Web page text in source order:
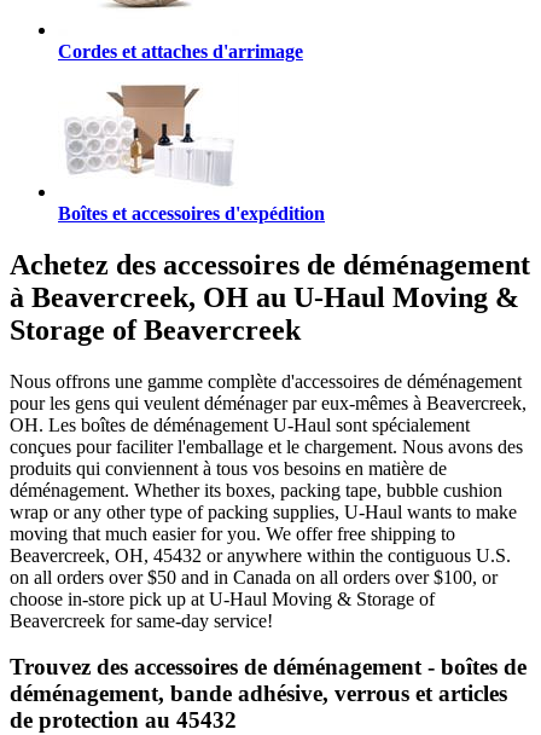
Cordes et attaches d'arrimage
Boîtes et accessoires d'expédition
Achetez des accessoires de déménagement
à Beavercreek, OH au U-Haul Moving &
Storage of Beavercreek
Nous offrons une gamme complète d'accessoires de déménagement
pour les gens qui veulent déménager par eux-mêmes à Beavercreek,
OH. Les boîtes de déménagement U-Haul sont spécialement
conçues pour faciliter l'emballage et le chargement. Nous avons des
produits qui conviennent à tous vos besoins en matière de
déménagement. Whether its boxes, packing tape, bubble cushion
wrap or any other type of packing supplies, U-Haul wants to make
moving that much easier for you. We offer free shipping to
Beavercreek, OH, 45432 or anywhere within the contiguous U.S.
on all orders over $50 and in Canada on all orders over $100, or
choose in-store pick up at U-Haul Moving & Storage of
Beavercreek for same-day service!
Trouvez des accessoires de déménagement - boîtes de
déménagement, bande adhésive, verrous et articles
de protection au 45432